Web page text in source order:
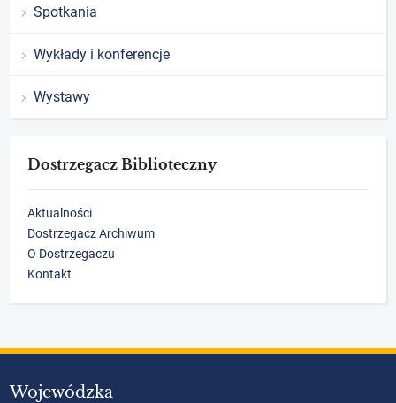
Spotkania
Wykłady i konferencje
Wystawy
Dostrzegacz Biblioteczny
Aktualności
Dostrzegacz Archiwum
O Dostrzegaczu
Kontakt
Wojewódzka